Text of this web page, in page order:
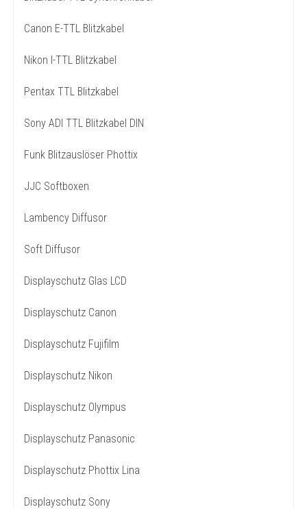
Canon E-TTL Blitzkabel
Nikon I-TTL Blitzkabel
Pentax TTL Blitzkabel
Sony ADI TTL Blitzkabel DIN
Funk Blitzauslöser Phottix
JJC Softboxen
Lambency Diffusor
Soft Diffusor
Displayschutz Glas LCD
Displayschutz Canon
Displayschutz Fujifilm
Displayschutz Nikon
Displayschutz Olympus
Displayschutz Panasonic
Displayschutz Phottix Lina
Displayschutz Sony